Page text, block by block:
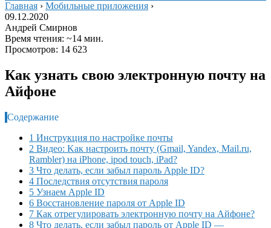
Главная › Мобильные приложения ›
09.12.2020
Андрей Смирнов
Время чтения: ~14 мин.
Просмотров: 14 623
Как узнать свою электронную почту на
Айфоне
Содержание
1 Инструкция по настройке почты
2 Видео: Kак настроить почту (Gmail, Yandex, Mail.ru,
Rambler) на iPhone, ipod touch, iPad?
3 Что делать, если забыл пароль Apple ID?
4 Последствия отсутствия пароля
5 Узнаем Apple ID
6 Восстановление пароля от Apple ID
7 Как отрегулировать электронную почту на Айфоне?
8 Что делать, если забыл пароль от Apple ID —